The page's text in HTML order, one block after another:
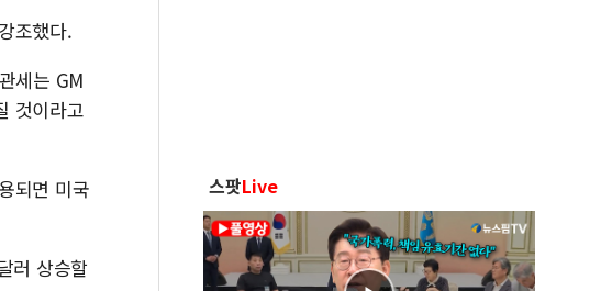
조했다.
세는 GM
것이라고
되면 미국
러 상승할
스팟Live